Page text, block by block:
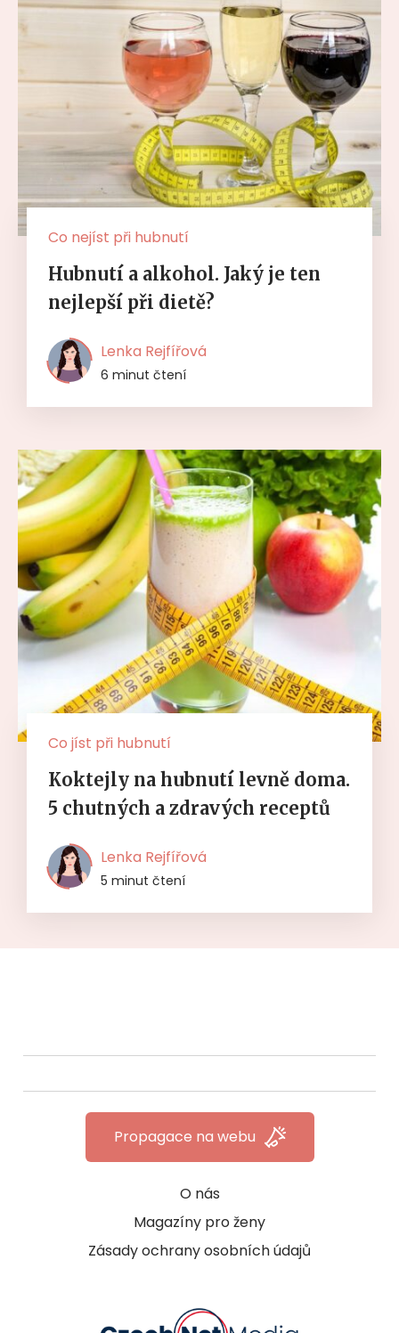
Co nejíst při hubnutí
Hubnutí a alkohol. Jaký je ten
nejlepší při dietě?
Lenka Rejfířová
6 minut čtení
Co jíst při hubnutí
Koktejly na hubnutí levně doma.
5 chutných a zdravých receptů
Lenka Rejfířová
5 minut čtení
O nás
Magazíny pro ženy
Zásady ochrany osobních údajů
Propagace na webu